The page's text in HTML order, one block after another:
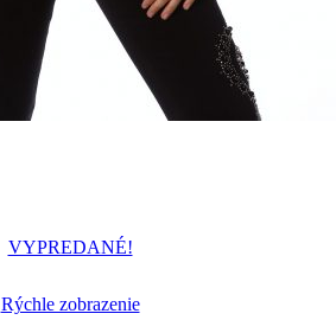
VYPREDANÉ!
Rýchle zobrazenie